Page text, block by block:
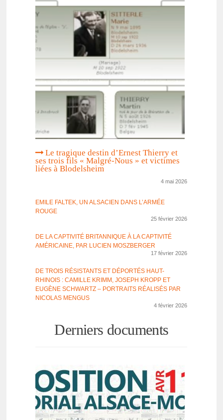
Le tragique destin d’Er­nest Thierry et
ses trois fils « Malgré-Nous » et victimes
liées à Blodel­sheim
4 mai 2026
EMILE FALTEK, UN ALSA­CIEN DANS L’AR­MÉE
ROUGE
25 février 2026
DE LA CAPTI­VITÉ BRITAN­NIQUE À LA CAPTI­VITÉ
AMÉRI­CAINE, PAR LUCIEN MOSZ­BER­GER
17 février 2026
DE TROIS RÉSIS­TANTS ET DÉPOR­TÉS HAUT-
RHINOIS : CAMILLE KRIMM, JOSEPH KROPP ET
EUGÈNE SCHWARTZ – PORTRAITS RÉALI­SÉS PAR
NICO­LAS MENGUS
4 février 2026
Derniers documents